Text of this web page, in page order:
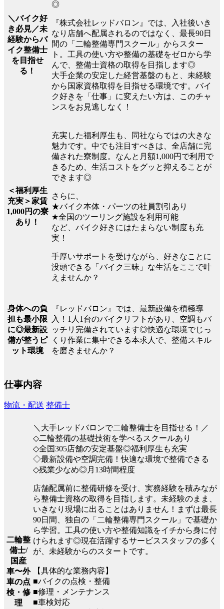
＼バイク好
き必見／未
経験からバ
イク整備士
を目指せ
る！
◎
『株式会社レッドバロン』では、入社後いき
なり店舗へ配属されるのではなく、最長90日
間の「二輪整備専門スクール」からスター
ト。工具の使い方や整備の基礎をゼロから学
んで、整備士資格の取得を目指します◎
大手企業の安定した経営基盤のもと、未経験
から国家資格取得を目指せる環境です。バイ
ク好きを「仕事」に変えたい方は、このチャ
ンスをお見逃しなく！
＜福利厚生
充実＞家賃
1,000円の寮
あり！
充実した福利厚生も、同社ならではの大きな
魅力です。中でも注目すべきは、全店舗に完
備された寮制度。なんと月額1,000円で利用で
きるため、生活コストをグッと抑えることが
できます◎
さらに、
★バイク本体・パーツの社員割引あり
★全国のツーリング施設を利用可能
など、バイク好きにはたまらない制度も充
実！
手厚いサポートを受けながら、好きなことに
没頭できる「バイク三昧」な生活をここで叶
えませんか？
身体への負
担も最小限
に◎最新設
備が整うピ
ット環境
『レッドバロン』では、最新設備を積極導
入！1人1台のバイクリフトがあり、空調もバ
ッチリ完備されています◎快適な環境でじっ
くり作業に集中できる本求人で、整備スキル
を磨きませんか？
仕事内容
物流・配送 整備士
二輪整
備士/
国産
車〜外
車の点
検・修
理
＼大手レッドバロンで二輪整備士を目指せる！／
◇二輪整備の基礎技術を学べるスクールあり
◇全国305店舗の安定基盤◎福利厚生も充実
◇最新設備や空調完備！快適な環境で整備できる
◇残業少なめ◎月13時間程度
店舗配属前に整備研修を受け、実務経験を積みなが
ら整備士資格の取得を目指します。未経験のまま、
いきなり現場に出ることはありません！まずは最長
90日間、独自の「二輪整備専門スクール」で基礎か
ら学習。工具の使い方や整備知識をイチから身に付
けられます◎現在活躍するサービススタッフの多く
が、未経験からのスタートです。
【具体的な業務内容】
■バイクの点検・整備
■修理・メンテナンス
■車検対応